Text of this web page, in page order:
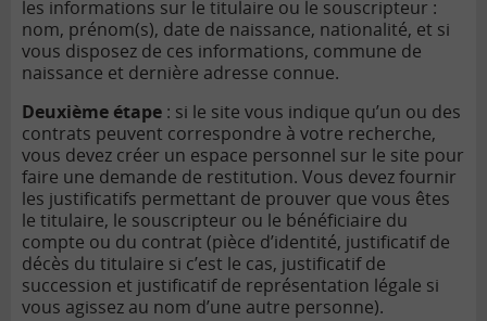
les informations sur le titulaire ou le souscripteur :
nom, prénom(s), date de naissance, nationalité, et si
vous disposez de ces informations, commune de
naissance et dernière adresse connue.
Deuxième étape : si le site vous indique qu’un ou des
contrats peuvent correspondre à votre recherche,
vous devez créer un espace personnel sur le site pour
faire une demande de restitution. Vous devez fournir
les justificatifs permettant de prouver que vous êtes
le titulaire, le souscripteur ou le bénéficiaire du
compte ou du contrat (pièce d’identité, justificatif de
décès du titulaire si c’est le cas, justificatif de
succession et justificatif de représentation légale si
vous agissez au nom d’une autre personne).